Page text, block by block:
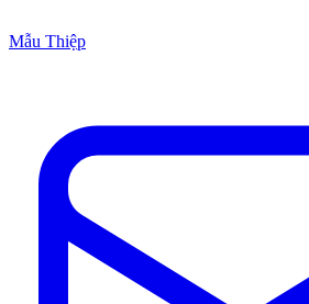
Mẫu Thiệp